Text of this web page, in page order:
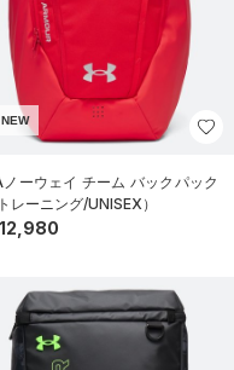
NEW
ーウェイ チーム バックパック
トレーニング/UNISEX）
12,980